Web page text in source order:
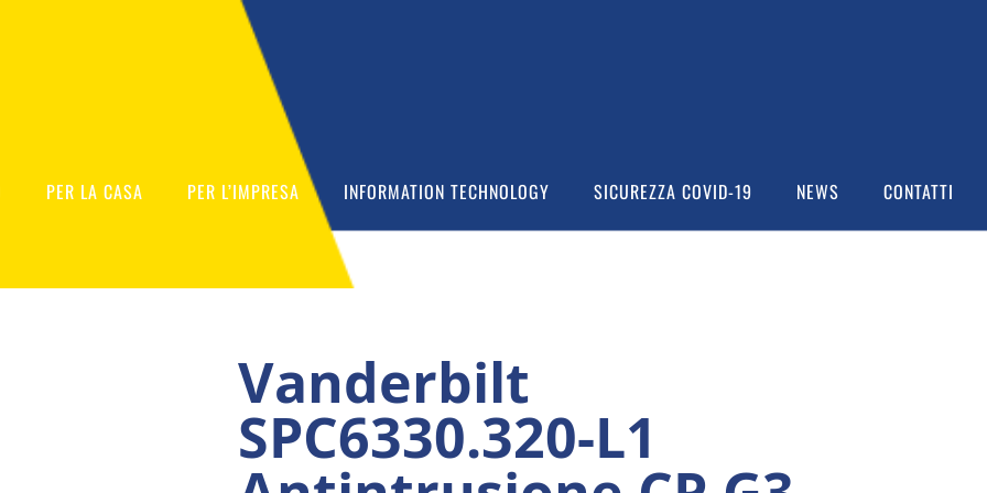
PER LA CASA PER L’IMPRESA INFORMATION TECHNOLOGY SICUREZZA COVID-19 NEWS CONTATTI
Vanderbilt
SPC6330.320-L1